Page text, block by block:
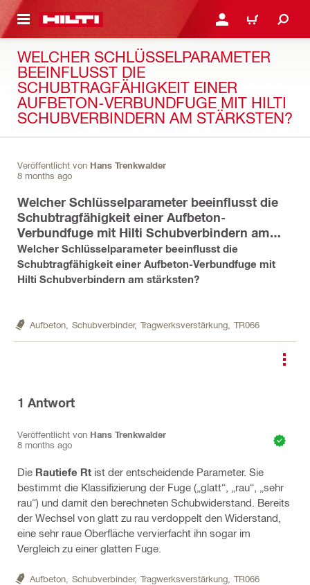
ANMELDEN ODER
WARENKORB
WELCHER SCHLÜSSELPARAMETER
BEEINFLUSST DIE
SCHUBTRAGFÄHIGKEIT EINER
AUFBETON-VERBUNDFUGE MIT HILTI
SCHUBVERBINDERN AM STÄRKSTEN?
Veröffentlicht von Hans Trenkwalder
8 months ago
Welcher Schlüsselparameter beeinflusst die
Schubtragfähigkeit einer Aufbeton-
Verbundfuge mit Hilti Schubverbindern am
stärksten?
Welcher Schlüsselparameter beeinflusst die
Schubtragfähigkeit einer Aufbeton-Verbundfuge mit
Hilti Schubverbindern am stärksten?
Aufbeton, Schubverbinder, Tragwerksverstärkung, TR066
1 Antwort
Veröffentlicht von Hans Trenkwalder
8 months ago
Die Rautiefe Rt ist der entscheidende Parameter. Sie
bestimmt die Klassifizierung der Fuge („glatt“, „rau“, „sehr
rau“) und damit den berechneten Schubwiderstand. Bereits
der Wechsel von glatt zu rau verdoppelt den Widerstand,
eine sehr raue Oberfläche vervierfacht ihn sogar im
Vergleich zu einer glatten Fuge.
Aufbeton, Schubverbinder, Tragwerksverstärkung, TR066